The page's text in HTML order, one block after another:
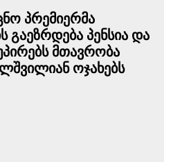
პრემიერმა
გაეზრდება პენსია და
მთავრობა
ოჯახებს